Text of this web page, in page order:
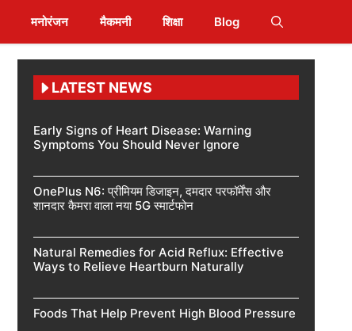
मनोरंजन मैकमनी शिक्षा Blog
LATEST NEWS
Early Signs of Heart Disease: Warning
Symptoms You Should Never Ignore
OnePlus N6: प्रीमियम डिजाइन, दमदार परफॉर्मेंस और
शानदार कैमरा वाला नया 5G स्मार्टफोन
Natural Remedies for Acid Reflux: Effective
Ways to Relieve Heartburn Naturally
Foods That Help Prevent High Blood Pressure